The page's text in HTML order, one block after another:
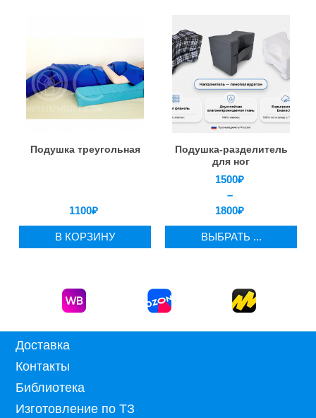
Подушка треугольная
1100₽
В КОРЗИНУ
Подушка-разделитель
для ног
1500₽
–
1800₽
ВЫБРАТЬ ...
Доставка
Контакты
Библиотека
Изготовление по ТЗ